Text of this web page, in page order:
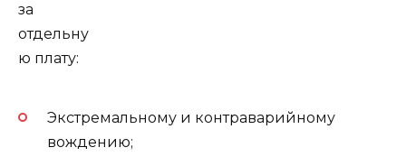
за
отдельну
ю плату:
Экстремальному и контраварийному
вождению;